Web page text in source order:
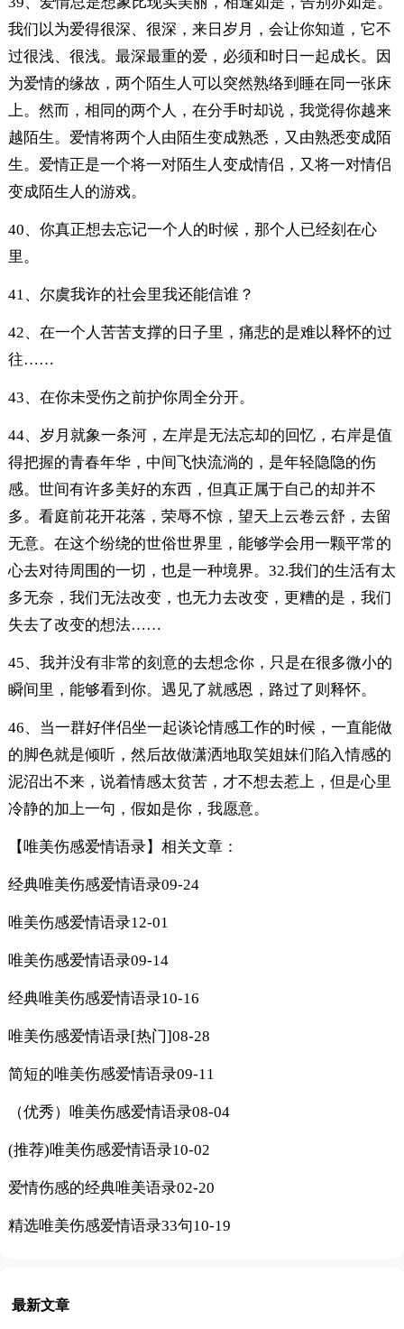
我们以为爱得很深、很深，来日岁月，会让你知道，它不
过很浅、很浅。最深最重的爱，必须和时日一起成长。因
为爱情的缘故，两个陌生人可以突然熟络到睡在同一张床
上。然而，相同的两个人，在分手时却说，我觉得你越来
越陌生。爱情将两个人由陌生变成熟悉，又由熟悉变成陌
生。爱情正是一个将一对陌生人变成情侣，又将一对情侣
变成陌生人的游戏。
40、你真正想去忘记一个人的时候，那个人已经刻在心
里。
41、尔虞我诈的社会里我还能信谁？
42、在一个人苦苦支撑的日子里，痛悲的是难以释怀的过
往……
43、在你未受伤之前护你周全分开。
44、岁月就象一条河，左岸是无法忘却的回忆，右岸是值
得把握的青春年华，中间飞快流淌的，是年轻隐隐的伤
感。世间有许多美好的东西，但真正属于自己的却并不
多。看庭前花开花落，荣辱不惊，望天上云卷云舒，去留
无意。在这个纷绕的世俗世界里，能够学会用一颗平常的
心去对待周围的一切，也是一种境界。32.我们的生活有太
多无奈，我们无法改变，也无力去改变，更糟的是，我们
失去了改变的想法……
45、我并没有非常的刻意的去想念你，只是在很多微小的
瞬间里，能够看到你。遇见了就感恩，路过了则释怀。
46、当一群好伴侣坐一起谈论情感工作的时候，一直能做
的脚色就是倾听，然后故做潇洒地取笑姐妹们陷入情感的
泥沼出不来，说着情感太贫苦，才不想去惹上，但是心里
冷静的加上一句，假如是你，我愿意。
【唯美伤感爱情语录】相关文章：
经典唯美伤感爱情语录09-24
唯美伤感爱情语录12-01
唯美伤感爱情语录09-14
经典唯美伤感爱情语录10-16
唯美伤感爱情语录[热门]08-28
简短的唯美伤感爱情语录09-11
（优秀）唯美伤感爱情语录08-04
(推荐)唯美伤感爱情语录10-02
爱情伤感的经典唯美语录02-20
精选唯美伤感爱情语录33句10-19
最新文章